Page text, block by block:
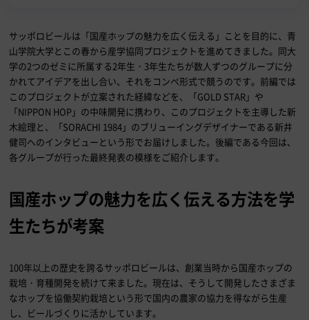
サッポロビールは「国産ホップの魅力を広く伝える」ことを目的に、青
山学院大学とこの春から産学協同プロジェクトを進めてきました。同大
学の2つのゼミに所属する2年生・3年生たちが数人ずつのグループに分
かれてアイデアを出し合い、それをコンペ形式で競うのです。前編では
このプロジェクトが立案された経緯などを、「GOLD STAR」や
「NIPPON HOP」の中味開発に携わり、このプロジェクトを主導した新
木絵理と、「SORACHI 1984」のブリューイングデザイナーである新井
健司へのインタビューという形でお届けしました。後編である今回は、
各グループが行った最終発表の模様をご紹介します。
国産ホップの魅力を広く伝える方法を学
生たちが考案
100年以上の歴史を誇るサッポロビールは、創業当時から国産ホップの
栽培・育種開発を続けて来ました。現在は、そうして開発したさまざま
なホップを協働契約栽培という形で国内の農家の協力を得ながら生産
し、ビールづくりに活かしています。